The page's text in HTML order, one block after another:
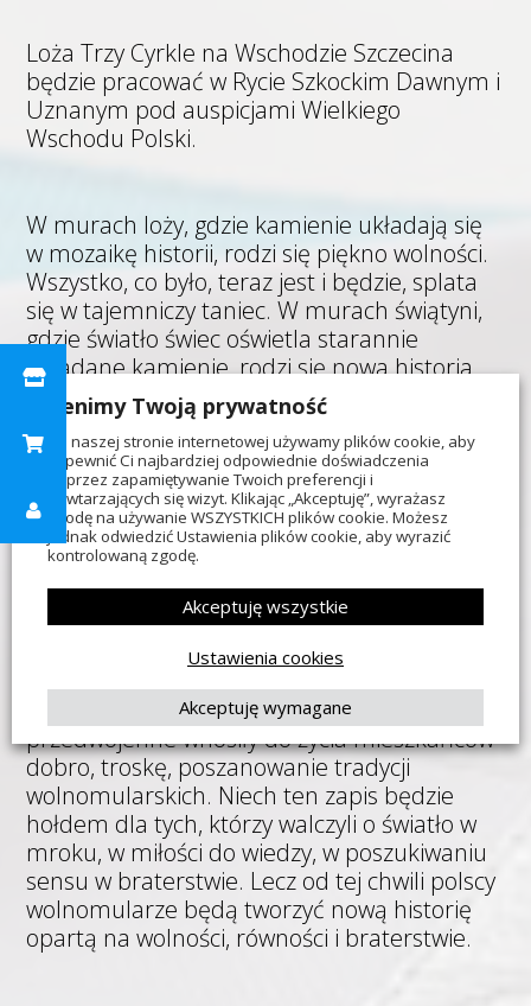
Loża Trzy Cyrkle na Wschodzie Szczecina
będzie pracować w Rycie Szkockim Dawnym i
Uznanym pod auspicjami Wielkiego
Wschodu Polski.
W murach loży, gdzie kamienie układają się
w mozaikę historii, rodzi się piękno wolności.
Wszystko, co było, teraz jest i będzie, splata
się w tajemniczy taniec. W murach świątyni,
gdzie światło świec oświetla starannie
układane kamienie, rodzi się nowa historia.
To historia ludzi, którzy pragną łączyć się
ponad granicami, kulturami i czasem.
My, Bracia i Siostry połączeni łańcuchem
jedności wiemy, że to właśnie tu, w ciszy i
refleksji, rodzi się piękno. Niech te słowa
płyną jak fale na Odrze, niech ożywią serca i
umysły.
Działające w Szczecinie niemieckie Loże
przedwojenne wnosiły do życia mieszkańców
dobro, troskę, poszanowanie tradycji
wolnomularskich. Niech ten zapis będzie
hołdem dla tych, którzy walczyli o światło w
mroku, w miłości do wiedzy, w poszukiwaniu
sensu w braterstwie. Lecz od tej chwili polscy
wolnomularze będą tworzyć nową historię
opartą na wolności, równości i braterstwie.
Cenimy Twoją prywatność
Na naszej stronie internetowej używamy plików cookie, aby
zapewnić Ci najbardziej odpowiednie doświadczenia
poprzez zapamiętywanie Twoich preferencji i
powtarzających się wizyt. Klikając „Akceptuję”, wyrażasz
zgodę na używanie WSZYSTKICH plików cookie. Możesz
jednak odwiedzić Ustawienia plików cookie, aby wyrazić
kontrolowaną zgodę.
Ustawienia cookies
Akceptuję wymagane
Akceptuję wszystkie